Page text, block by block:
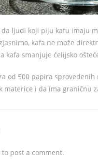
da ljudi koji piju kafu imaju
kafa ne može
kafa smanjuje ćelijsko
od 500 papira
materice i da ima graničnu
to post a comment.